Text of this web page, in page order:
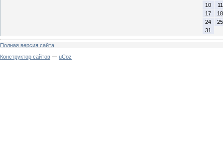
10
11
17
18
24
25
31
Полная версия сайта
Конструктор сайтов — uCoz